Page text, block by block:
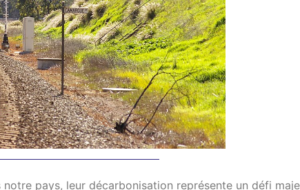
pays, leur décarbonisation représente un défi